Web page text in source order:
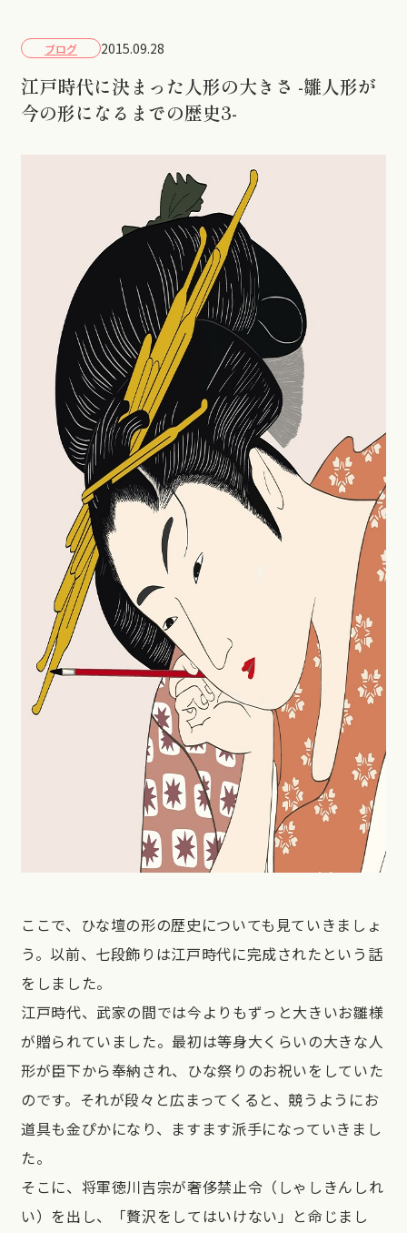
ブログ 2015.09.28
江戸時代に決まった人形の大きさ -雛人形が
今の形になるまでの歴史3-
ここで、ひな壇の形の歴史についても見ていきましょ
う。以前、七段飾りは江戸時代に完成されたという話
をしました。
江戸時代、武家の間では今よりもずっと大きいお雛様
が贈られていました。最初は等身大くらいの大きな人
形が臣下から奉納され、ひな祭りのお祝いをしていた
のです。それが段々と広まってくると、競うようにお
道具も金ぴかになり、ますます派手になっていきまし
た。
そこに、将軍徳川吉宗が奢侈禁止令（しゃしきんしれ
い）を出し、「贅沢をしてはいけない」と命じまし